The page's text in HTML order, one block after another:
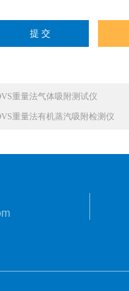
重量法气体吸附测试仪
重量法有机蒸汽吸附检测仪